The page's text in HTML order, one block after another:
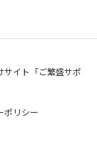
サイト「ご繁盛サポ
ポリシー